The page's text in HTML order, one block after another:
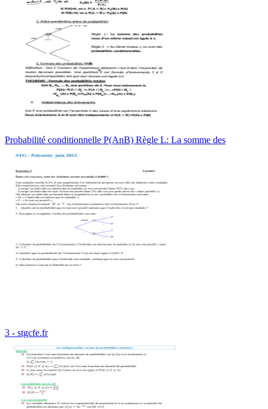
Probabilité conditionnelle P(AnB) Règle L: La somme des
3 - stgcfe.fr